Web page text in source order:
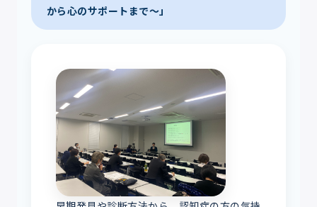
から心のサポートまで～」